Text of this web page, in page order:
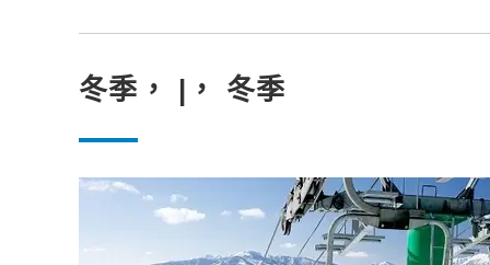
冬季， |， 冬季